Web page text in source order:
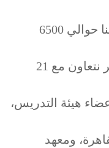
منطقة الشرق الأوسط، وقد دربنا حوالي 6500
طالب خلال عام 2024، وفي مصر نتعاون مع 21
هيئة التدريس،
ومعهد